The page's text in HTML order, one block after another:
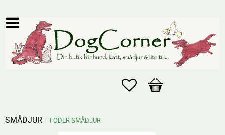
Favoriter
Kundvagn
SMÅDJUR FODER SMÅDJUR